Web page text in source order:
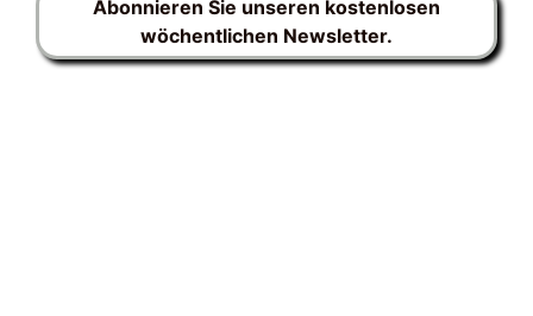
Abonnieren Sie unseren kostenlosen
wöchentlichen Newsletter.